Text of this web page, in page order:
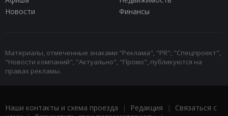
Новости
Финансы
Материалы, отмеченные знаками "Реклама", "PR", "Спецпроект",
"Новости компаний", "Актуально", "Промо", публикуются на
правах рекламы.
Наши контакты и схема проезда | Редакция | Связаться с